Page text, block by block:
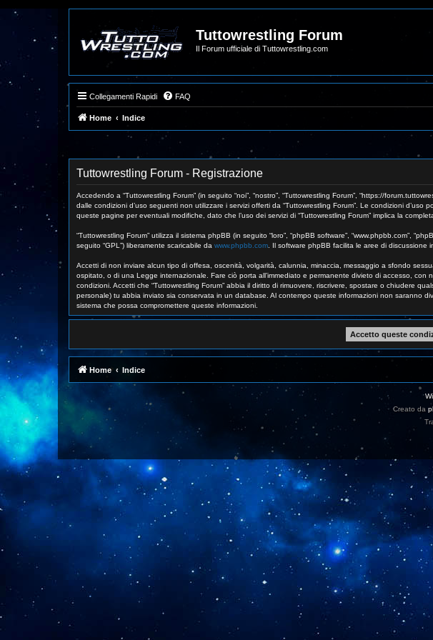
Tuttowrestling Forum
Il Forum ufficiale di Tuttowrestling.com
Collegamenti Rapidi FAQ
Home Indice
Tuttowrestling Forum - Registrazione
Accedendo a “Tuttowrestling Forum” (in seguito “noi”, “nostro”, “Tuttowrestling Forum”, “https://
dalle condizioni d’uso seguenti non utilizzare i servizi offerti da “Tuttowrestling Forum”. Le condizioni
queste pagine per eventuali modifiche, dato che l’uso dei servizi di “Tuttowrestling Forum” implica la
“Tuttowrestling Forum” utilizza il sistema phpBB (in seguito “loro”, “phpBB software”, “www.phpbb.com”,
seguito “GPL”) liberamente scaricabile da www.phpbb.com . Il software phpBB facilita le aree di
Accetti di non inviare alcun tipo di offesa, oscenità, volgarità, calunnia, minaccia, messaggio a sfondo
ospitato, o di una Legge internazionale. Fare ciò porta all’immediato e permanente divieto di accesso,
condizioni. Accetti che “Tuttowrestling Forum” abbia il diritto di rimuovere, riscrivere, spostare o chiudere
personale) tu abbia inviato sia conservata in un database. Al contempo queste informazioni non saranno
sistema che possa compromettere queste informazioni.
Home Indice
Creato da